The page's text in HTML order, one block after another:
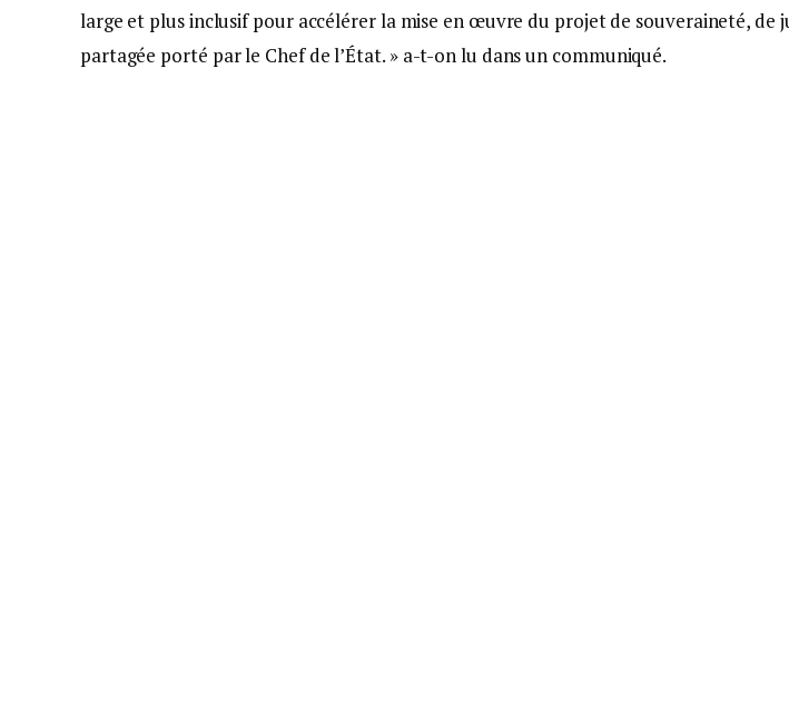
large et plus inclusif pour accélérer la mise en œuvre du projet de souveraineté, de
partagée porté par le Chef de l’État. » a-t-on lu dans un communiqué.